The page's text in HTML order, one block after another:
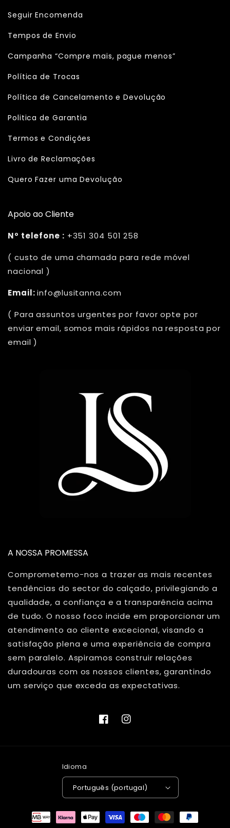
Seguir Encomenda
Tempos de Envio
Campanha “Compre mais, pague menos”
Política de Trocas
Política de Cancelamento e Devolução
Politica de Garantia
Termos e Condições
Livro de Reclamações
Quero Fazer uma Devolução
Apoio ao Cliente
Nº telefone : +351 304 501 258
( custo de uma chamada para rede móvel
nacional )
Email:info@lusitanna.com
( Para assuntos urgentes por favor opte por
enviar email, somos mais rápidos na resposta por
email )
A NOSSA PROMESSA
Comprometemo-nos a trazer as mais recentes
tendências do sector do calçado, privilegiando a
qualidade, a confiança e a transparência acima
de tudo. O nosso foco incide em proporcionar um
atendimento ao cliente excecional, visando a
satisfação plena e uma experiência de compra
sem paralelo. Aspiramos construir relações
duradouras com os nossos clientes, garantindo
um serviço que exceda as expectativas.
FacebookInstagram
Idioma
Português (portugal)
Métodos